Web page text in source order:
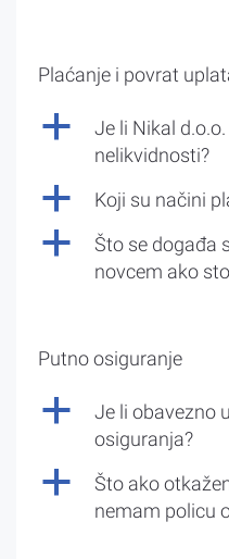
Plaćanje i povrat
a
Je li Nikal
nelikvidnosti?
a Koji su načini
a
Što se događa
novcem ako
Putno osiguranje
a
Je li obavezno
osiguranja?
a
Što ako
nemam policu